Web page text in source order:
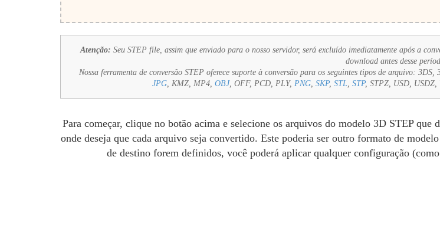
Atenção: Seu STEP file, assim que enviado para o nosso servidor, será excluído imediatamente após a
download antes desse
Nossa ferramenta de conversão STEP oferece suporte à conversão para os seguintes tipos de arquivo: 3DS,
JPG, KMZ, MP4, OBJ, OFF, PCD, PLY, PNG, SKP, STL, STP, STPZ, USD,
Para começar, clique no botão acima e selecione os arquivos do modelo 3D STEP
onde deseja que cada arquivo seja convertido. Este poderia ser outro formato de
de destino forem definidos, você poderá aplicar qualquer configuração